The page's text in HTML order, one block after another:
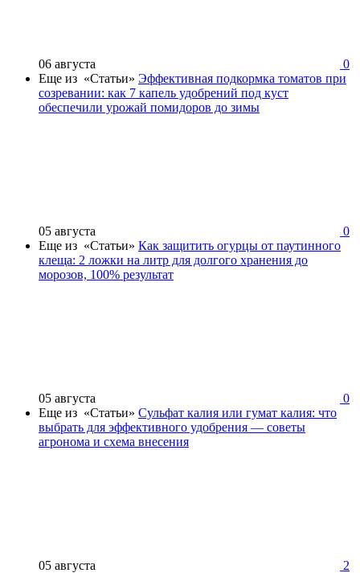
06 августа
0
Еще из «Статьи» Эффективная подкормка томатов при
созревании: как 7 капель удобрений под куст
обеспечили урожай помидоров до зимы
05 августа
0
Еще из «Статьи» Как защитить огурцы от паутинного
клеща: 2 ложки на литр для долгого хранения до
морозов, 100% результат
05 августа
0
Еще из «Статьи» Сульфат калия или гумат калия: что
выбрать для эффективного удобрения — советы
агронома и схема внесения
05 августа
2